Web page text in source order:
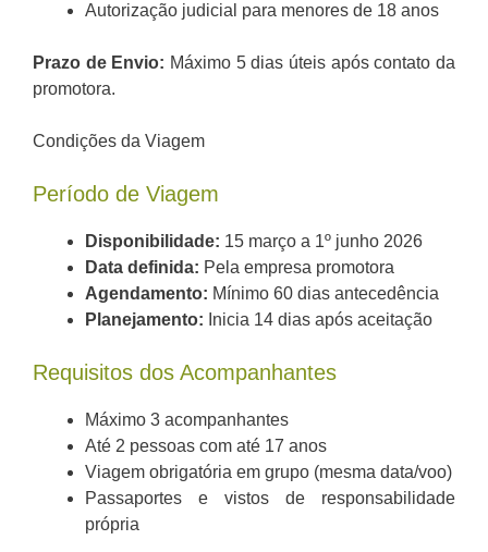
Autorização judicial para menores de 18 anos
Prazo de Envio: Máximo 5 dias úteis após contato da
promotora.
Condições da Viagem
Período de Viagem
Disponibilidade: 15 março a 1º junho 2026
Data definida: Pela empresa promotora
Agendamento: Mínimo 60 dias antecedência
Planejamento: Inicia 14 dias após aceitação
Requisitos dos Acompanhantes
Máximo 3 acompanhantes
Até 2 pessoas com até 17 anos
Viagem obrigatória em grupo (mesma data/voo)
Passaportes e vistos de responsabilidade
própria